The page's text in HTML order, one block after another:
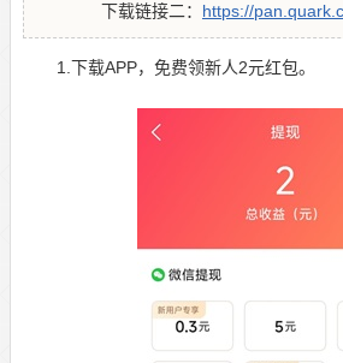
下载链接二： https://
1.下载APP，免费领新人2元红包。